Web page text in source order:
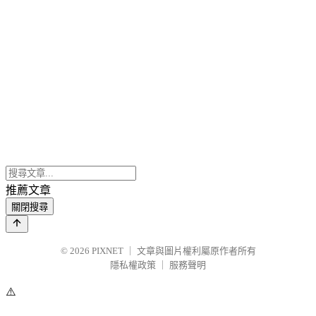
推薦文章
關閉搜尋
© 2026 PIXNET
文章與圖片權利屬原作者所有
隱私權政策
服務聲明
⚠️